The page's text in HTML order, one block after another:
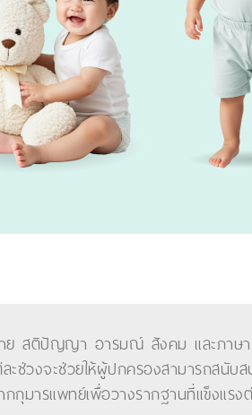
ติปัญญา อารมณ์ สังคม และภาษา ซึ่
ช่วงจะช่วยให้ผู้ปกครองสามารถสนั
มารแพทย์เพื่อวางรากฐานที่แข็งแรง